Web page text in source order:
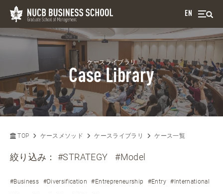
EN
ケースライブラリ
Case Library
TOP ケースメソッド ケースライブラリ ケース一覧
絞り込み：#STRATEGY #Model
#Business #Diversification #Entrepreneurship #Entry #International